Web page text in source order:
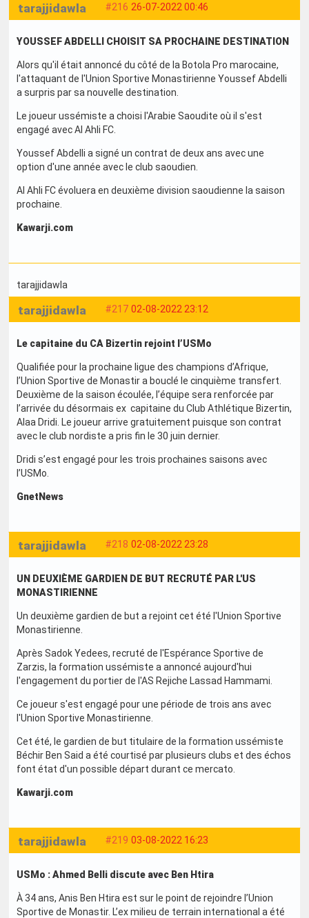
#216 26-07-2022 00:46
tarajjidawla
YOUSSEF ABDELLI CHOISIT SA PROCHAINE DESTINATION
Alors qu'il était annoncé du côté de la Botola Pro marocaine,
l'attaquant de l'Union Sportive Monastirienne Youssef Abdelli
a surpris par sa nouvelle destination.
Le joueur ussémiste a choisi l'Arabie Saoudite où il s'est
engagé avec Al Ahli FC.
Youssef Abdelli a signé un contrat de deux ans avec une
option d'une année avec le club saoudien.
Al Ahli FC évoluera en deuxième division saoudienne la saison
prochaine.
Kawarji.com
tarajjidawla
#217 02-08-2022 23:12
tarajjidawla
Le capitaine du CA Bizertin rejoint l’USMo
Qualifiée pour la prochaine ligue des champions d’Afrique,
l’Union Sportive de Monastir a bouclé le cinquième transfert.
Deuxième de la saison écoulée, l’équipe sera renforcée par
l’arrivée du désormais ex capitaine du Club Athlétique Bizertin,
Alaa Dridi. Le joueur arrive gratuitement puisque son contrat
avec le club nordiste a pris fin le 30 juin dernier.
Dridi s’est engagé pour les trois prochaines saisons avec
l’USMo.
GnetNews
#218 02-08-2022 23:28
tarajjidawla
UN DEUXIÈME GARDIEN DE BUT RECRUTÉ PAR L'US
MONASTIRIENNE
Un deuxième gardien de but a rejoint cet été l'Union Sportive
Monastirienne.
Après Sadok Yedees, recruté de l'Espérance Sportive de
Zarzis, la formation ussémiste a annoncé aujourd'hui
l'engagement du portier de l'AS Rejiche Lassad Hammami.
Ce joueur s'est engagé pour une période de trois ans avec
l'Union Sportive Monastirienne.
Cet été, le gardien de but titulaire de la formation ussémiste
Béchir Ben Said a été courtisé par plusieurs clubs et des échos
font état d'un possible départ durant ce mercato.
Kawarji.com
#219 03-08-2022 16:23
tarajjidawla
USMo : Ahmed Belli discute avec Ben Htira
À 34 ans, Anis Ben Htira est sur le point de rejoindre l’Union
Sportive de Monastir. L’ex milieu de terrain international a été